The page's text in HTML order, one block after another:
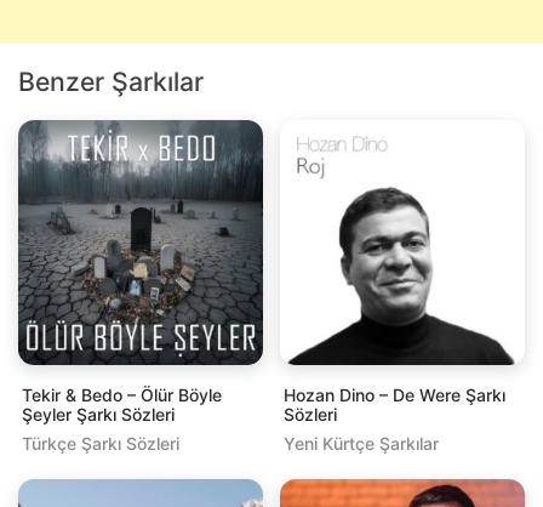
Benzer Şarkılar
Tekir & Bedo – Ölür Böyle
Şeyler Şarkı Sözleri
Türkçe Şarkı Sözleri
Hozan Dino – De Were Şarkı
Sözleri
Yeni Kürtçe Şarkılar